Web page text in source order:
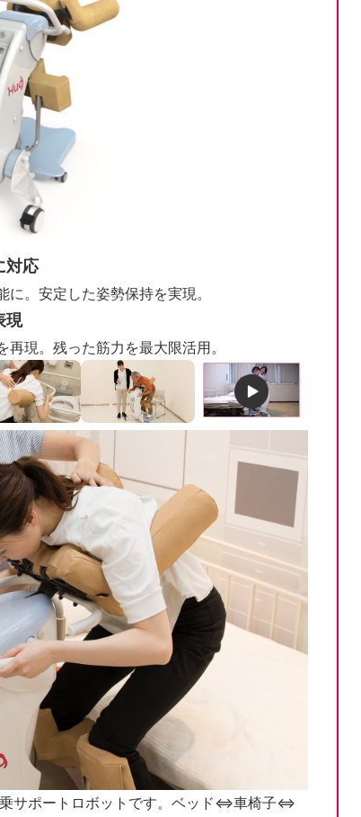
対応
。安定した姿勢保持を実現。
現
再現。残った筋力を最大限活用。
サポートロボットです。ベッド⇔車椅子⇔